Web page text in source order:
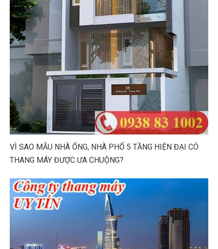
VÌ SAO MẪU NHÀ ỐNG, NHÀ PHỐ 5 TẦNG HIỆN ĐẠI CÓ
THANG MÁY ĐƯỢC ƯA CHUỘNG?